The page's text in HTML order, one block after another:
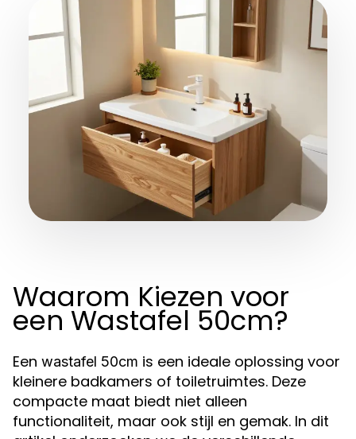
Waarom Kiezen voor
een Wastafel 50cm?
Een wastafel 50cm is een ideale oplossing voor
kleinere badkamers of toiletruimtes. Deze
compacte maat biedt niet alleen
functionaliteit, maar ook stijl en gemak. In dit